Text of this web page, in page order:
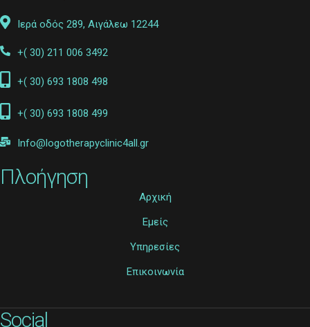
Ιερά οδός 289, Αιγάλεω 12244
+( 30) 211 006 3492
+( 30) 693 1808 498
+( 30) 693 1808 499
Info@logotherapyclinic4all.gr
Πλοήγηση
Αρχική
Εμείς
Υπηρεσίες
Επικοινωνία
Social